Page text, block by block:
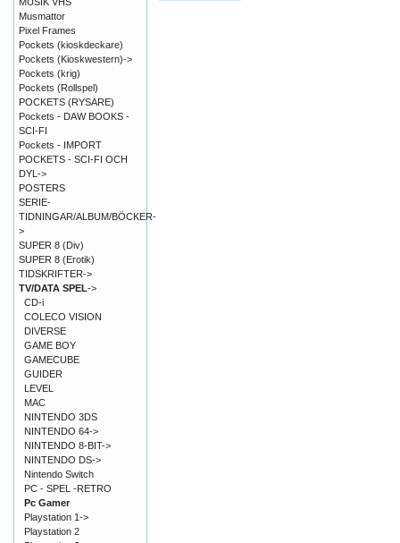
Musmattor
Pixel Frames
Pockets (kioskdeckare)
Pockets (Kioskwestern)->
Pockets (krig)
Pockets (Rollspel)
POCKETS (RYSARE)
Pockets - DAW BOOKS -
SCI-FI
Pockets - IMPORT
POCKETS - SCI-FI OCH
DYL->
POSTERS
SERIE-
TIDNINGAR/ALBUM/BÖCKER-
>
SUPER 8 (Div)
SUPER 8 (Erotik)
TIDSKRIFTER->
TV/DATA SPEL->
CD-i
COLECO VISION
DIVERSE
GAME BOY
GAMECUBE
GUIDER
LEVEL
MAC
NINTENDO 3DS
NINTENDO 64->
NINTENDO 8-BIT->
NINTENDO DS->
Nintendo Switch
PC - SPEL -RETRO
Pc Gamer
Playstation 1->
Playstation 2